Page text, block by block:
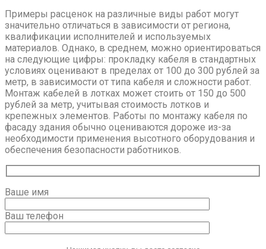
Примеры расценок на различные виды работ могут
значительно отличаться в зависимости от региона,
квалификации исполнителей и используемых
материалов. Однако, в среднем, можно ориентироваться
на следующие цифры: прокладку кабеля в стандартных
условиях оценивают в пределах от 100 до 300 рублей за
метр, в зависимости от типа кабеля и сложности работ.
Монтаж кабелей в лотках может стоить от 150 до 500
рублей за метр, учитывая стоимость лотков и
крепежных элементов. Работы по монтажу кабеля по
фасаду здания обычно оцениваются дороже из-за
необходимости применения высотного оборудования и
обеспечения безопасности работников.
Ваше имя
Ваш телефон